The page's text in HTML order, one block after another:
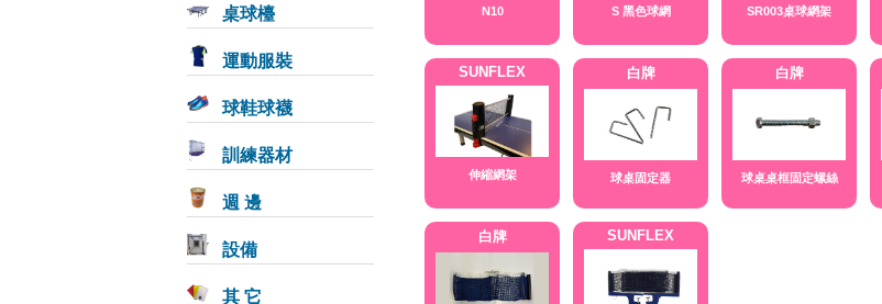
桌球檯
運動服裝
球鞋球襪
訓練器材
週 邊
設備
其 它
N10 S 黑色球網 SR003桌球網架
SUNFLEX
伸縮網架
白牌
球桌固定器
白牌
球桌桌框固定螺絲
白牌 SUNFLEX